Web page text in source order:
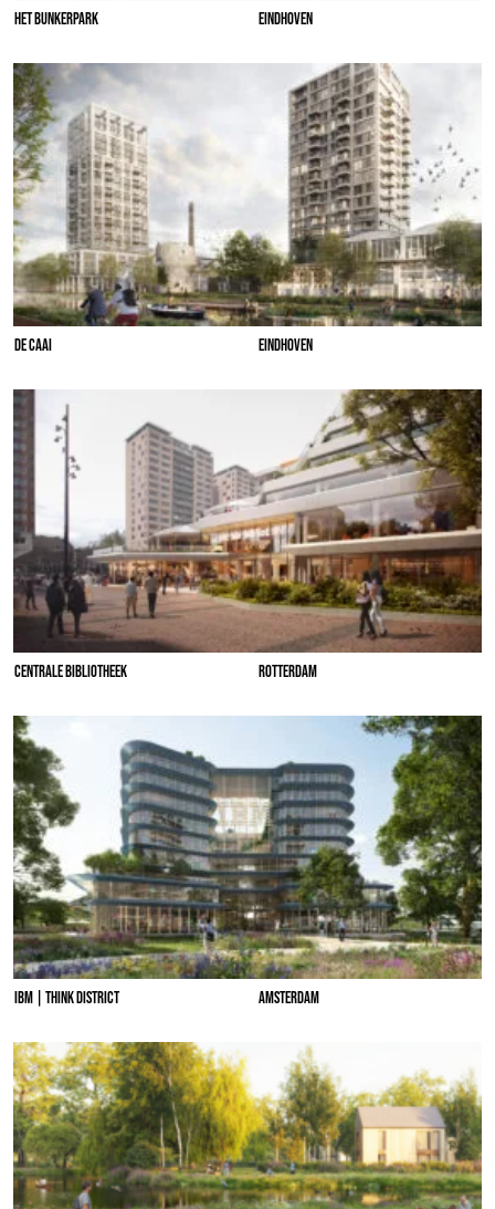
HET BUNKERPARK EINDHOVEN
DE CAAI EINDHOVEN
CENTRALE BIBLIOTHEEK ROTTERDAM
IBM | THINK DISTRICT AMSTERDAM